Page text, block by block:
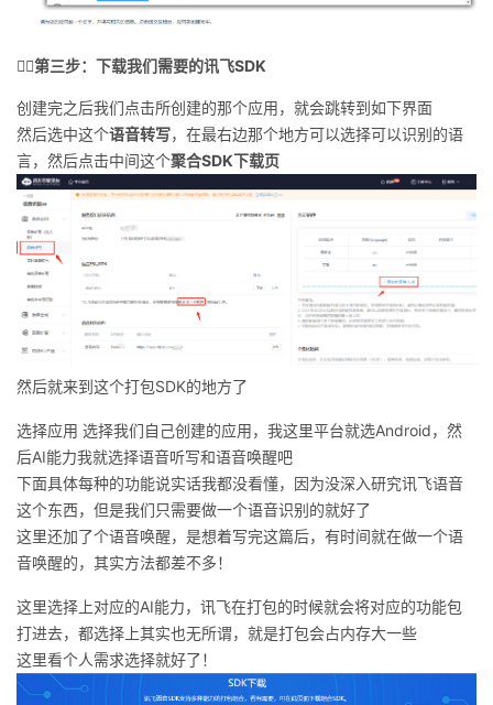
🏳️‍🌈第三步：下载我们需要的讯飞SDK
创建完之后我们点击所创建的那个应用，就会跳转到如下界面
然后选中这个语音转写，在最右边那个地方可以选择可以识别的语
言，然后点击中间这个聚合SDK下载页
然后就来到这个打包SDK的地方了
选择应用 选择我们自己创建的应用，我这里平台就选Android，然
后AI能力我就选择语音听写和语音唤醒吧
下面具体每种的功能说实话我都没看懂，因为没深入研究讯飞语音
这个东西，但是我们只需要做一个语音识别的就好了
这里还加了个语音唤醒，是想着写完这篇后，有时间就在做一个语
音唤醒的，其实方法都差不多！
这里选择上对应的AI能力，讯飞在打包的时候就会将对应的功能包
打进去，都选择上其实也无所谓，就是打包会占内存大一些
这里看个人需求选择就好了！